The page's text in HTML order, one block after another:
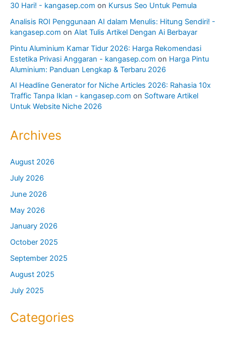
30 Hari! - kangasep.com on Kursus Seo Untuk Pemula
Analisis ROI Penggunaan AI dalam Menulis: Hitung Sendiri! -
kangasep.com on Alat Tulis Artikel Dengan Ai Berbayar
Pintu Aluminium Kamar Tidur 2026: Harga Rekomendasi
Estetika Privasi Anggaran - kangasep.com on Harga Pintu
Aluminium: Panduan Lengkap & Terbaru 2026
AI Headline Generator for Niche Articles 2026: Rahasia 10x
Traffic Tanpa Iklan - kangasep.com on Software Artikel
Untuk Website Niche 2026
Archives
August 2026
July 2026
June 2026
May 2026
January 2026
October 2025
September 2025
August 2025
July 2025
Categories